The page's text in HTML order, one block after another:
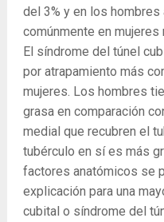
del 3% y en los hombres
comúnmente en
El síndrome del túnel
por atrapamiento más
mujeres. Los hombres
grasa en comparación
medial que recubren el
tubérculo en sí es más
factores anatómicos se
explicación para una
cubital o síndrome del